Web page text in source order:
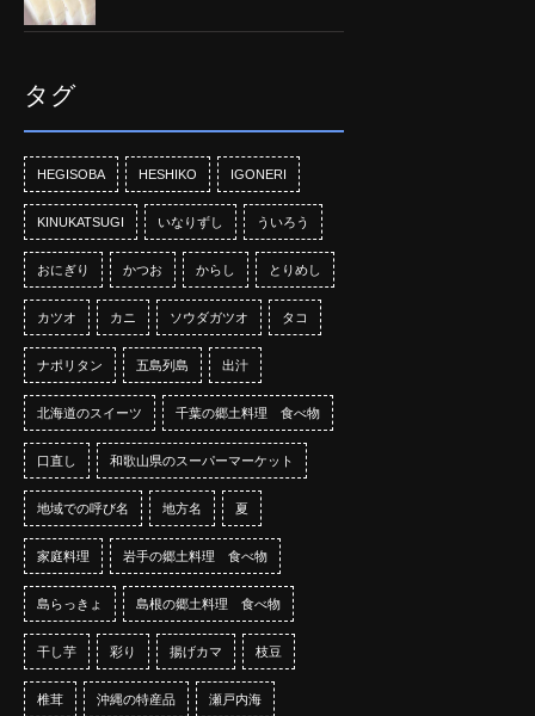
タグ
HEGISOBA HESHIKO IGONERI
KINUKATSUGI いなりずし ういろう
おにぎり かつお からし とりめし
カツオ カニ ソウダガツオ タコ
ナポリタン 五島列島 出汁
北海道のスイーツ 千葉の郷土料理 食べ物
口直し 和歌山県のスーパーマーケット
地域での呼び名 地方名 夏
家庭料理 岩手の郷土料理 食べ物
島らっきょ 島根の郷土料理 食べ物
干し芋 彩り 揚げカマ 枝豆
椎茸 沖縄の特産品 瀬戸内海